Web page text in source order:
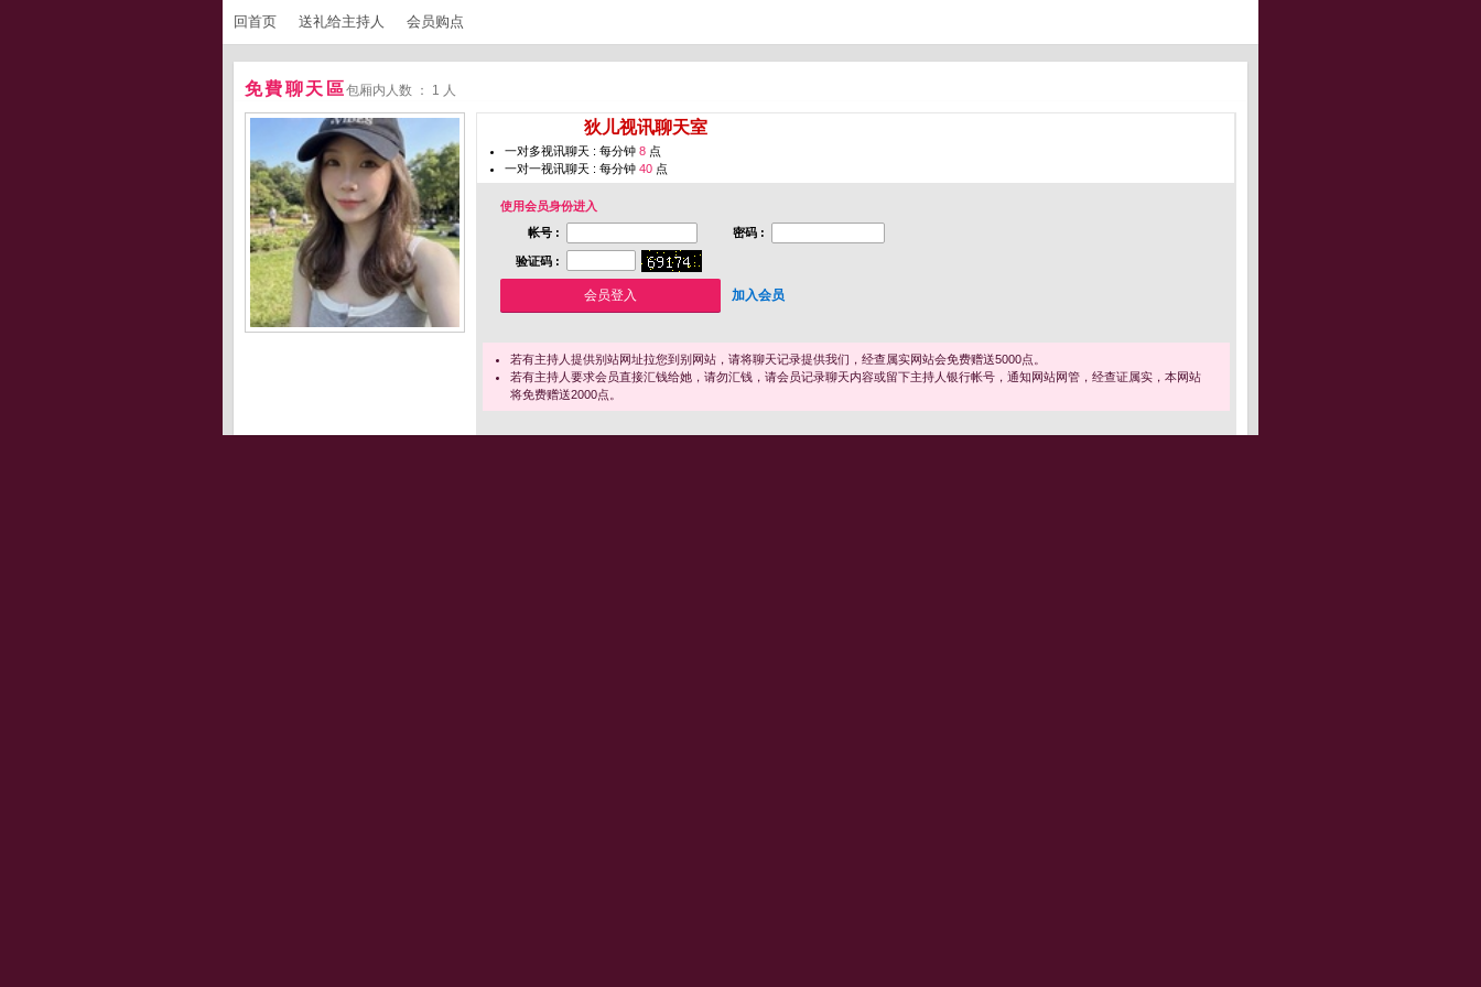
回首页 送礼给主持人 会员购点
免費聊天區包厢内人数 ： 1 人
狄儿视讯聊天室
一对多视讯聊天 : 每分钟 8 点
一对一视讯聊天 : 每分钟 40 点
使用会员身份进入
帐号 :
密码 :
验证码 :
加入会员
若有主持人提供别站网址拉您到别网站，请将聊天记录提供我们，经查属实网站会免费赠送5000点。
若有主持人要求会员直接汇钱给她，请勿汇钱，请会员记录聊天内容或留下主持人银行帐号，通知网站网管，经查证属实，本网站
将免费赠送2000点。